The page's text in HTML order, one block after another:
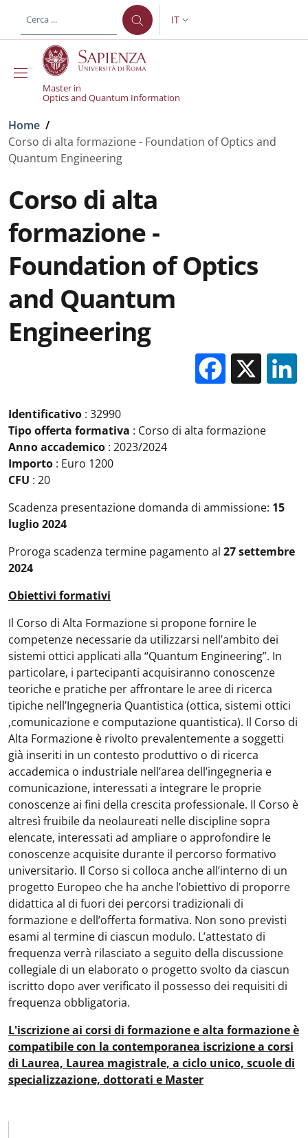
al contenuto principale
SELETTORE LINGUA:
IT
Master in
Optics and Quantum Information
Briciole di pane
Home /
Corso di alta formazione - Foundation of Optics and
Quantum Engineering
Corso di alta
formazione -
Foundation of Optics
and Quantum
Engineering
X
Identificativo : 32990
Tipo offerta formativa : Corso di alta formazione
Anno accademico : 2023/2024
Importo : Euro 1200
CFU : 20
Scadenza presentazione domanda di ammissione: 15
luglio 2024
Proroga scadenza termine pagamento al 27 settembre
2024
Obiettivi formativi
Il Corso di Alta Formazione si propone fornire le
competenze necessarie da utilizzarsi nell’ambito dei
sistemi ottici applicati alla “Quantum Engineering”. In
particolare, i partecipanti acquisiranno conoscenze
teoriche e pratiche per affrontare le aree di ricerca
tipiche nell’Ingegneria Quantistica (ottica, sistemi ottici
,comunicazione e computazione quantistica). Il Corso di
Alta Formazione è rivolto prevalentemente a soggetti
già inseriti in un contesto produttivo o di ricerca
accademica o industriale nell’area dell’ingegneria e
comunicazione, interessati a integrare le proprie
conoscenze ai fini della crescita professionale. Il Corso è
altresì fruibile da neolaureati nelle discipline sopra
elencate, interessati ad ampliare o approfondire le
conoscenze acquisite durante il percorso formativo
universitario. Il Corso si colloca anche all’interno di un
progetto Europeo che ha anche l’obiettivo di proporre
didattica al di fuori dei percorsi tradizionali di
formazione e dell’offerta formativa. Non sono previsti
esami al termine di ciascun modulo. L’attestato di
frequenza verrà rilasciato a seguito della discussione
collegiale di un elaborato o progetto svolto da ciascun
iscritto dopo aver verificato il possesso dei requisiti di
frequenza obbligatoria.
L'iscrizione ai corsi di formazione e alta formazione è
compatibile con la contemporanea iscrizione a corsi
di Laurea, Laurea magistrale, a ciclo unico, scuole di
specializzazione, dottorati e Master